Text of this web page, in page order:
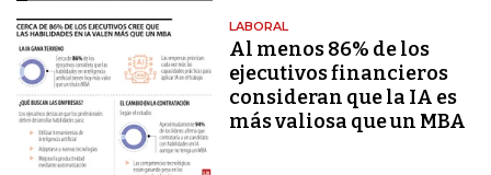
LABORAL
Al menos 86% de los
ejecutivos financieros
consideran que la IA es
más valiosa que un MBA